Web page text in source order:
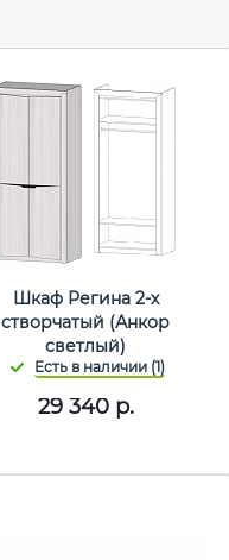
Шкаф Регина 2-х
створчатый (Анкор
светлый)
29 340р.